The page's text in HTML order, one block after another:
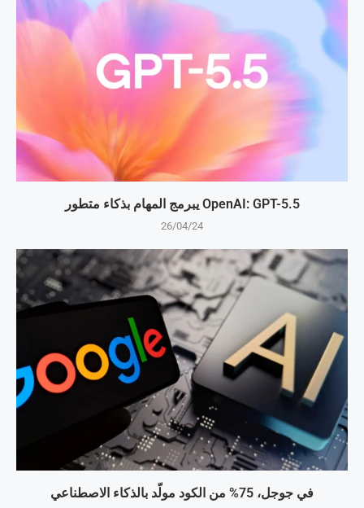
OpenAI: GPT-5.5 يبرمج المهام بذكاء متطور
26/04/24
في جوجل، 75% من الكود مولّد بالذكاء الاصطناعي